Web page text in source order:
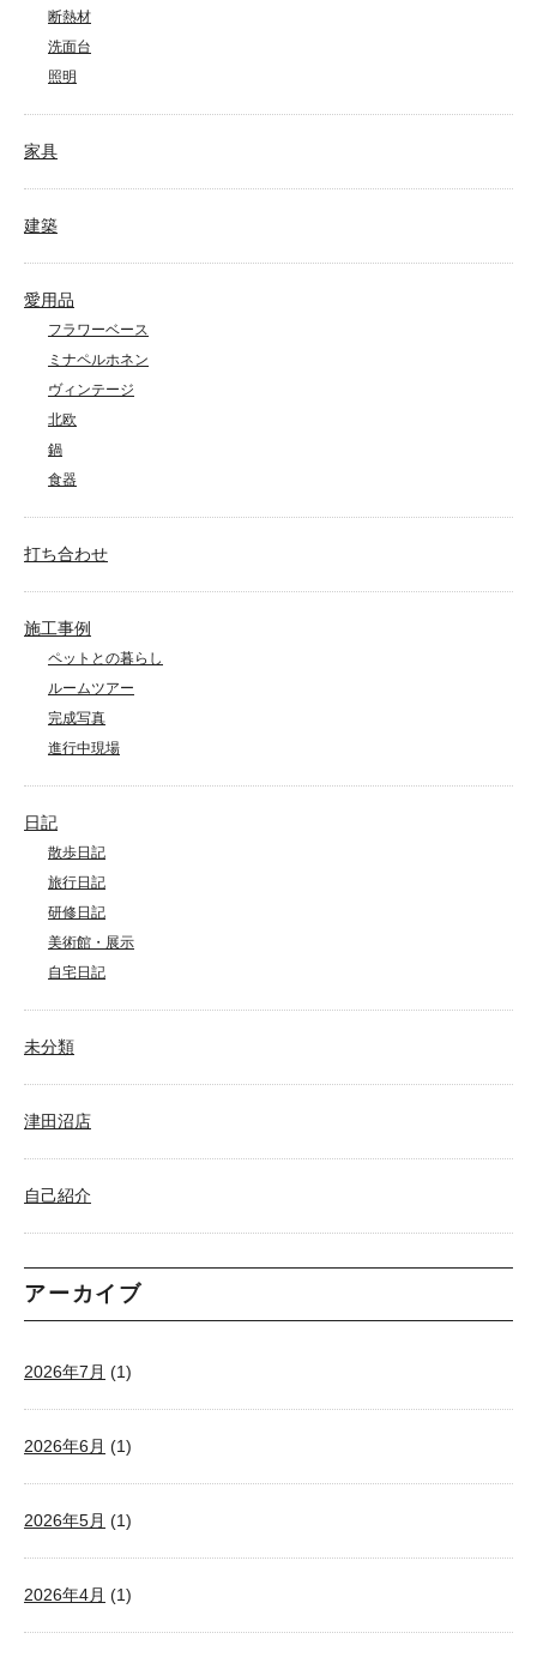
断熱材
洗面台
照明
家具
建築
愛用品
フラワーベース
ミナペルホネン
ヴィンテージ
北欧
鍋
食器
打ち合わせ
施工事例
ペットとの暮らし
ルームツアー
完成写真
進行中現場
日記
散歩日記
旅行日記
研修日記
美術館・展示
自宅日記
未分類
津田沼店
自己紹介
アーカイブ
2026年7月 (1)
2026年6月 (1)
2026年5月 (1)
2026年4月 (1)